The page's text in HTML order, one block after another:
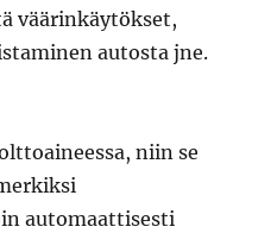
väärinkäytökset,
autosta jne.
niin se
automaattisesti